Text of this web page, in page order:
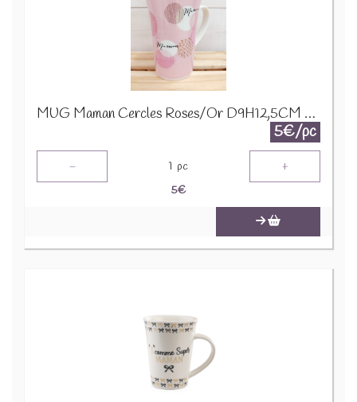
MUG Maman Cercles Roses/Or D9H12,5CM 24321
5€/pc
- 1 pc +
5€